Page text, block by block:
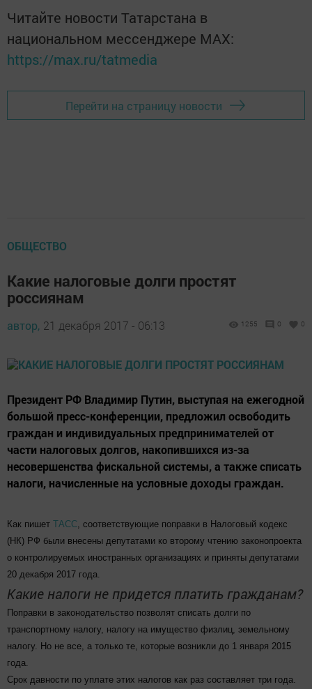
Читайте новости Татарстана в
национальном мессенджере MАХ:
https://max.ru/tatmedia
Перейти на страницу новости
ОБЩЕСТВО
Какие налоговые долги простят
россиянам
автор, 21 декабря 2017 - 06:13 1255 0 0
Президент РФ Владимир Путин, выступая на ежегодной
большой пресс-конференции, предложил освободить
граждан и индивидуальных предпринимателей от
части налоговых долгов, накопившихся из-за
несовершенства фискальной системы, а также списать
налоги, начисленные на условные доходы граждан.
Как пишет ТАСС, соответствующие поправки в Налоговый кодекс
(НК) РФ были внесены депутатами ко второму чтению законопроекта
о контролируемых иностранных организациях и приняты депутатами
20 декабря 2017 года.
Какие налоги не придется платить гражданам?
Поправки в законодательство позволят списать долги по
транспортному налогу, налогу на имущество физлиц, земельному
налогу. Но не все, а только те, которые возникли до 1 января 2015
года.
Срок давности по уплате этих налогов как раз составляет три года.